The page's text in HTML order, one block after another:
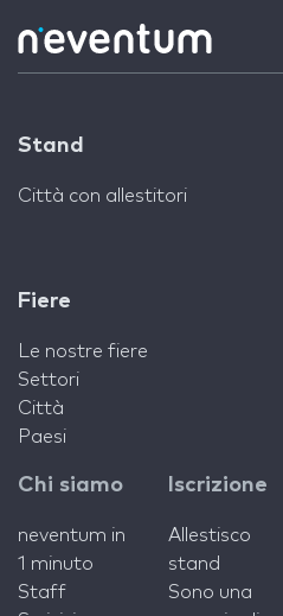
Stand
Città con allestitori
Fiere
Le nostre fiere
Settori
Città
Paesi
Chi siamo
neventum in
1 minuto
Staff
Iscrizione
Allestisco
stand
Sono una